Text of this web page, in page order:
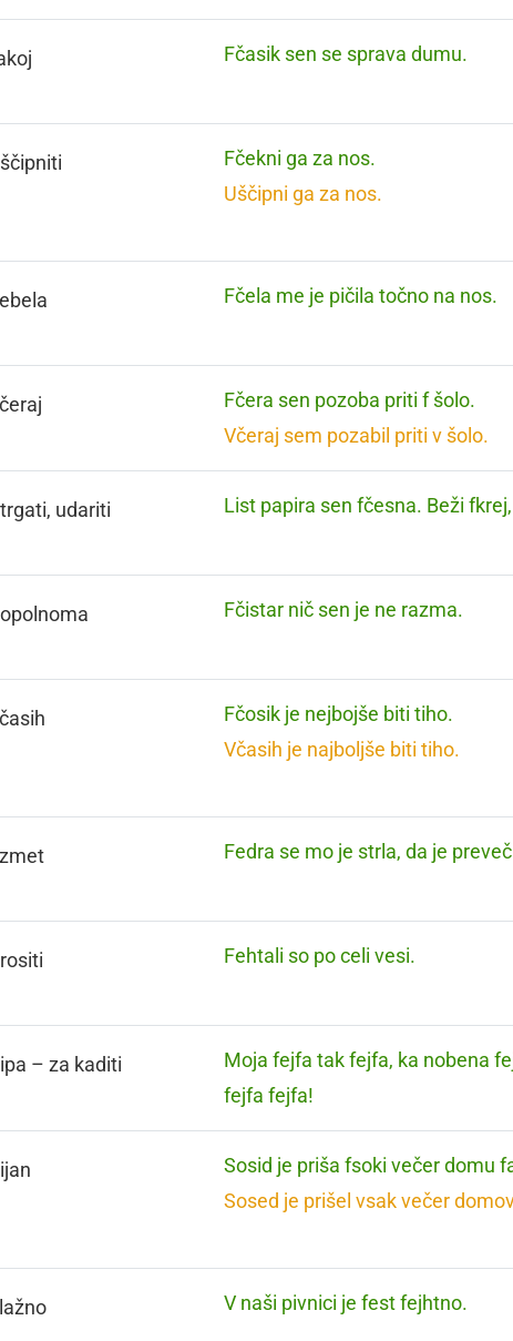
Fčasik sen se sprava dumu.
Fčekni ga za nos.
Uščipni ga za nos.
Fčela me je pičila točno na nos.
Fčera sen pozoba priti f šolo.
Včeraj sem pozabil priti v šolo.
udariti List papira sen fčesna. Beži
Fčistar nič sen je ne razma.
Fčosik je nejbojše biti tiho.
Včasih je najboljše biti tiho.
Fedra se mo je strla, da je
Fehtali so po celi vesi.
– za kaditi
Moja fejfa tak fejfa, ka nobena
fejfa fejfa!
Sosid je priša fsoki večer domu
Sosed je prišel vsak večer
V naši pivnici je fest fejhtno.